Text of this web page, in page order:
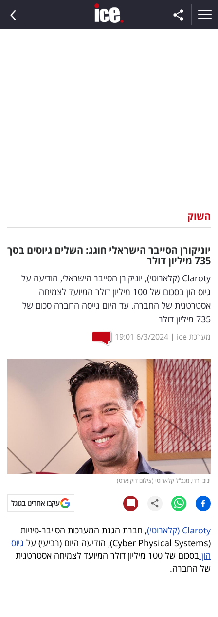
וצרכנות
דיגיטל
וטק
שיווק
ופרסום
משפט
מדדים
ומחקרים
דעות
רכילות
עסקית
קריפטו
ויראלי
טלוויזיה
עסקי
ספורט
קריירה
השוק
יוניקורן הסייבר הישראלי חוגג: השלים גיוסים בסך
735 מיליון דולר
Claroty (קלארוטי), יוניקורן הסייבר הישראלי, הודיעה על
גיוס הון בסכום של 100 מיליון דולר המיועד לצמיחה
אסטרטגית של החברה. עד היום גייסה החברה סכום של
735 מיליון דולר
מערכת ice |
6/3/2024
19:01
יניב ורדי, מנכ"ל קלארוטי (צילום דוקוארט)
עקבו אחרינו בגוגל
Claroty (קלארוטי)
, חברת הגנת המערכות הסייבר-פיזיות
(Cyber Physical Systems), הודיעה היום (רביעי) על
גיוס
הון
בסכום של 100 מיליון דולר המיועד לצמיחה אסטרטגית
של החברה.